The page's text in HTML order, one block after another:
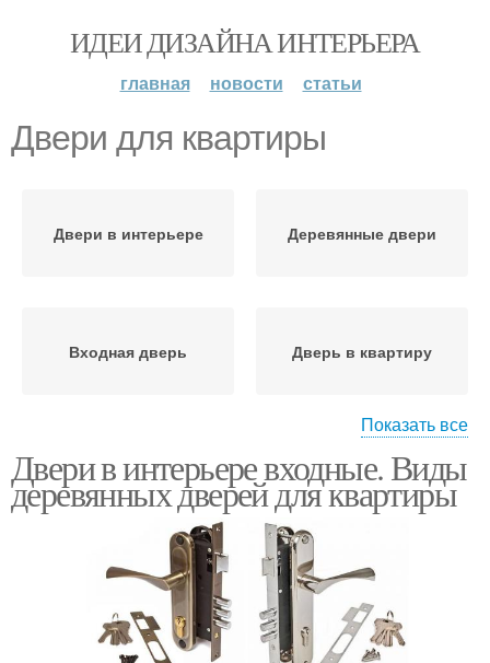
ИДЕИ ДИЗАЙНА ИНТЕРЬЕРА
главная новости статьи
Двери для квартиры
Двери в интерьере Деревянные двери
Входная дверь Дверь в квартиру
Входные двери
Двери из классических
коллекций
Итальянские двери Стильные двери
Показать все
Двери в интерьере входные. Виды
деревянных дверей для квартиры